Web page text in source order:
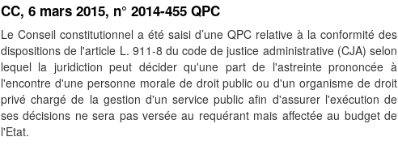
CC, 6 mars 2015, n° 2014-455 QPC
Le Conseil constitutionnel a été saisi d’une QPC relative à la conformité des
dispositions de l'article L. 911-8 du code de justice administrative (CJA) selon
lequel la juridiction peut décider qu'une part de l'astreinte prononcée à
l'encontre d'une personne morale de droit public ou d'un organisme de droit
privé chargé de la gestion d'un service public afin d'assurer l'exécution de
ses décisions ne sera pas versée au requérant mais affectée au budget de
l'Etat.